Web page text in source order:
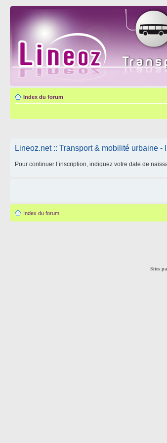
Index du forum
Lineoz.net :: Transport & mobilité urbaine -
Pour continuer l’inscription, indiquez votre date de
Index du forum
Sites